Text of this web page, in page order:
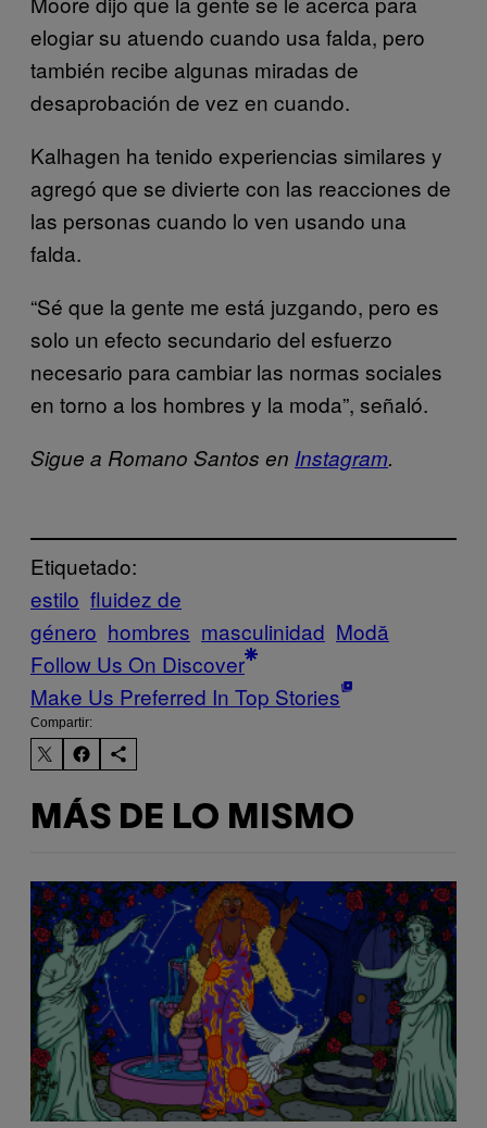
elogiar su atuendo cuando usa falda, pero
también recibe algunas miradas de
desaprobación de vez en cuando.
Kalhagen ha tenido experiencias similares y
agregó que se divierte con las reacciones de
las personas cuando lo ven usando una
falda.
“Sé que la gente me está juzgando, pero es
solo un efecto secundario del esfuerzo
necesario para cambiar las normas sociales
en torno a los hombres y la moda”, señaló.
Sigue a Romano Santos en Instagram.
Etiquetado:
estilo fluidez de
género hombres masculinidad Μodă
Follow Us On Discover
Make Us Preferred In Top Stories
Compartir:
MÁS DE LO MISMO